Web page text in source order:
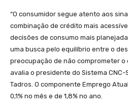
“O consumidor segue atento aos
combinação de crédito mais
decisões de consumo mais
uma busca pelo equilíbrio entre o
preocupação de não comprometer o
avalia o presidente do Sistema
Tadros. O componente Emprego
0,1% no mês e de 1,8% no ano.